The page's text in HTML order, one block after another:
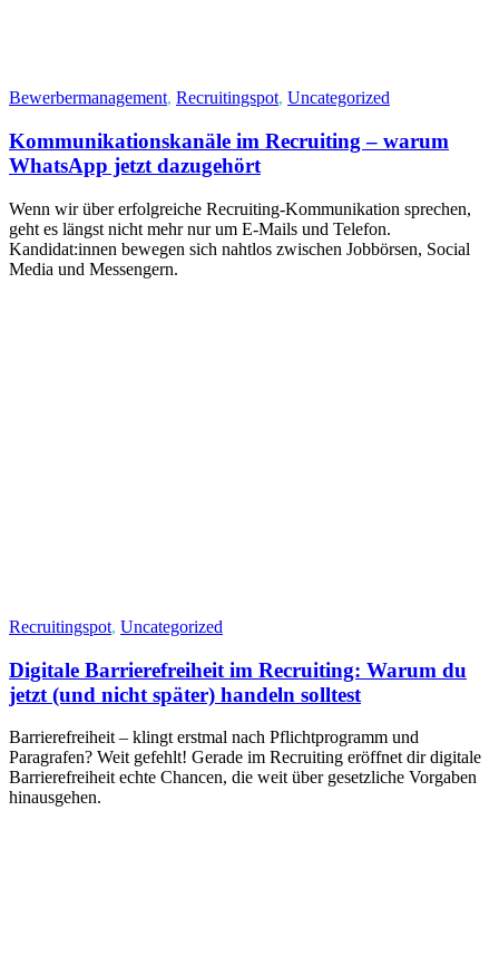
Bewerbermanagement, Recruitingspot, Uncategorized
Kommunikationskanäle im Recruiting – warum
WhatsApp jetzt dazugehört
Wenn wir über erfolgreiche Recruiting-Kommunikation sprechen,
geht es längst nicht mehr nur um E‑Mails und Telefon.
Kandidat:innen bewegen sich nahtlos zwischen Jobbörsen, Social
Media und Messengern.
Recruitingspot, Uncategorized
Digitale Barrierefreiheit im Recruiting: Warum du
jetzt (und nicht später) handeln solltest
Barrierefreiheit – klingt erstmal nach Pflichtprogramm und
Paragrafen? Weit gefehlt! Gerade im Recruiting eröffnet dir digitale
Barrierefreiheit echte Chancen, die weit über gesetzliche Vorgaben
hinausgehen.